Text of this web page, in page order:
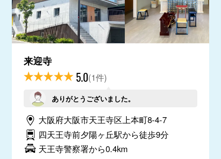
来迎寺
5.0(1件)
ありがとうございました。
大阪府大阪市天王寺区上本町8-4-7
四天王寺前夕陽ヶ丘駅から徒歩9分
天王寺警察署から0.4km